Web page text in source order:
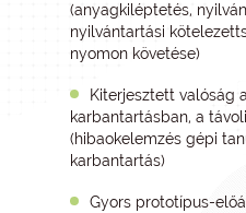
(anyagkiléptetés,
nyilvántartási
nyomon követése)
Kiterjesztett valóság
karbantartásban, a
(hibaokelemzés gépi
karbantartás)
Gyors prototípus-